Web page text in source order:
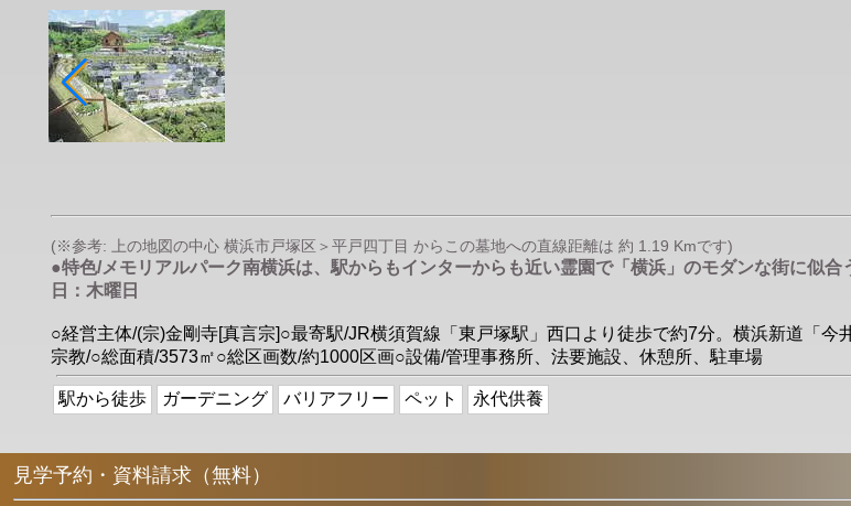
(※参考: 上の地図の中心 横浜市戸塚区＞平戸四丁目 からこの墓地への直線距離は 約 1.19 Kmです)
●特色/メモリアルパーク南横浜は、駅からもインターからも近い霊園で「横浜」のモダンな街に似
日：木曜日
○経営主体/(宗)金剛寺[真言宗]○最寄駅/JR横須賀線「東戸塚駅」西口より徒歩で約7分。横浜新道「
宗教/○総面積/3573㎡○総区画数/約1000区画○設備/管理事務所、法要施設、休憩所、駐車場
駅から徒歩 ガーデニング バリアフリー ペット 永代供養
見学予約・資料請求（無料）